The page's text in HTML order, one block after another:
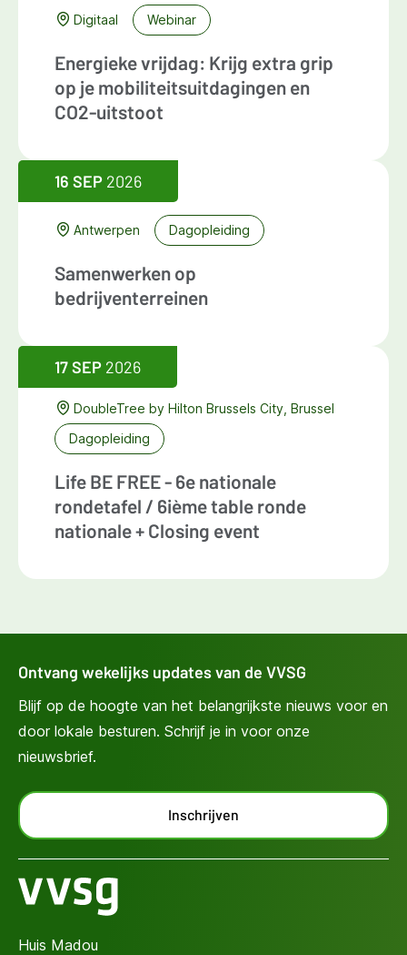
Digitaal Webinar
Energieke vrijdag: Krijg extra grip
op je mobiliteitsuitdagingen en
CO2-uitstoot
16 SEP 2026
Antwerpen Dagopleiding
Samenwerken op
bedrijventerreinen
17 SEP 2026
DoubleTree by Hilton Brussels City, Brussel
Dagopleiding
Life BE FREE - 6e nationale
rondetafel / 6ième table ronde
nationale + Closing event
Ontvang wekelijks updates van de VVSG
Blijf op de hoogte van het belangrijkste nieuws voor en
door lokale besturen. Schrijf je in voor onze
nieuwsbrief.
Inschrijven
Huis Madou